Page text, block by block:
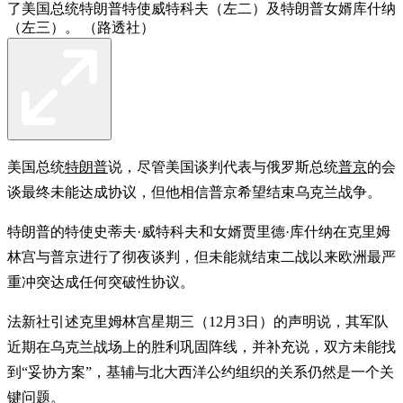
了美国总统特朗普特使威特科夫（左二）及特朗普女婿库什纳
（左三）。 （路透社）
美国总统特朗普说，尽管美国谈判代表与俄罗斯总统普京的会
谈最终未能达成协议，但他相信普京希望结束乌克兰战争。
特朗普的特使史蒂夫·威特科夫和女婿贾里德·库什纳在克里姆
林宫与普京进行了彻夜谈判，但未能就结束二战以来欧洲最严
重冲突达成任何突破性协议。
法新社引述克里姆林宫星期三（12月3日）的声明说，其军队
近期在乌克兰战场上的胜利巩固阵线，并补充说，双方未能找
到“妥协方案”，基辅与北大西洋公约组织的关系仍然是一个关
键问题。